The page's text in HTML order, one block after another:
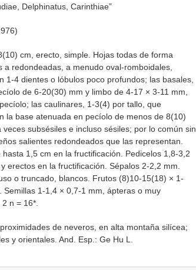
Delphinatus, Carinthiae”
cm, erecto, simple. Hojas todas de forma
redondeadas, a menudo oval-romboidales,
1-4 dientes o lóbulos poco profundos; las basales,
de 6-20(30) mm y limbo de 4-17 × 3-11 mm,
las caulinares, 1-3(4) por tallo, que
la base atenuada en pecíolo de menos de 8(10)
subsésiles e incluso sésiles; por lo común sin
salientes redondeados que las representan.
1,5 cm en la fructificación. Pedicelos 1,8-3,2
erectos en la fructificación. Sépalos 2-2,2 mm.
o truncado, blancos. Frutos (8)10-15(18) × 1-
1-1,4 × 0,7-1 mm, ápteras o muy
n = 16*.
de neveros, en alta montaña silícea;
y orientales. And. Esp.: Ge Hu L.